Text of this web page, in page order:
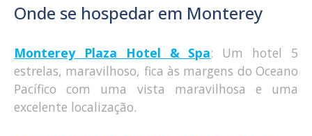
Onde se hospedar em Monterey
Monterey Plaza Hotel & Spa: Um hotel 5
estrelas, maravilhoso, fica às margens do Oceano
Pacífico com uma vista maravilhosa e uma
excelente localização.